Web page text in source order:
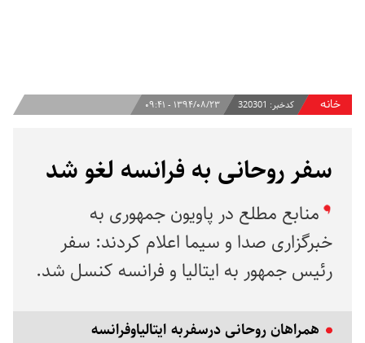
خانه کدخبر: 320301 ۱۳۹۴/۰۸/۲۳ - ۰۹:۴۱
سفر روحانی به فرانسه لغو شد
منابع مطلع در پاویون جمهوری به
خبرگزاری صدا و سیما اعلام کردند: سفر
رئیس جمهور به ایتالیا و فرانسه کنسل شد.
همراهان روحانی درسفربه ایتالیاوفرانسه